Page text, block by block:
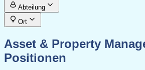
Abteilung
Ort
Asset & Property
Positionen